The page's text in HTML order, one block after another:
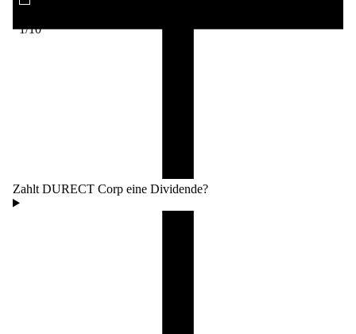
1/10
Zahlt DURECT Corp eine Dividende?